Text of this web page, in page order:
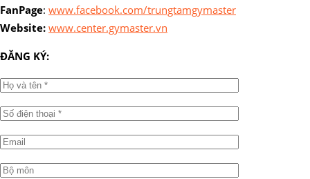
FanPage: www.facebook.com/trungtamgymaster
Website: www.center.gymaster.vn
ĐĂNG KÝ: